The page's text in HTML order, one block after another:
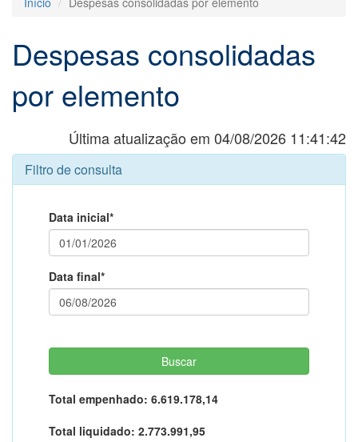
Despesas consolidadas
por elemento
Última atualização em 04/08/2026 11:41:42
Filtro de consulta
Data inicial*
Data final*
Total empenhado: 6.619.178,14
Total liquidado: 2.773.991,95